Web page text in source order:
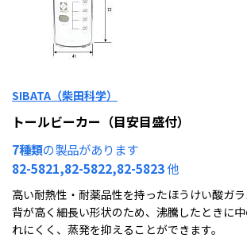
SIBATA（柴田科学）
トールビーカー（目安目盛付）
7種類の製品があります
82-5821,82-5822,82-5823他
高い耐熱性・耐薬品性を持ったほうけい酸ガラ
背が高く細長い形状のため、沸騰したときに
れにくく、蒸発を抑えることができます。